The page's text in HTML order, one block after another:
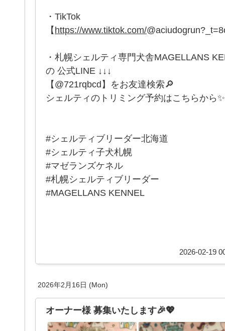
・TikTok
【https://www.tiktok.com/
・札幌シェルティ専門犬舎MAGELLANS
の 公式LINE ↓↓↓
【@721rqbcd】をお友達検索🔎
シェルティのトリミング予約はこちらから✨
#シェルティブリーダー北海道
#シェルティ子犬札幌
#マゼランズケネル
#札幌シェルティブリーダー
#MAGELLANS KENNEL
2026-02-19
2026年2月16日 (Mon)
オーナー様 募集いたします🎉💖